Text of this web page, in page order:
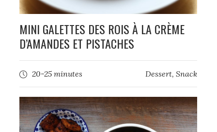
MINI GALETTES DES ROIS À LA CRÈME
D’AMANDES ET PISTACHES
20-25 minutes Dessert, Snack